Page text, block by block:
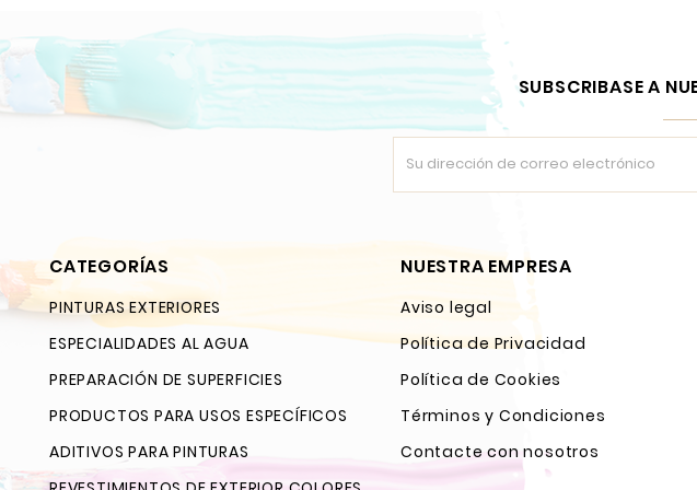
SUBSCRIBASE A
CATEGORÍAS
PINTURAS EXTERIORES
ESPECIALIDADES AL AGUA
PREPARACIÓN DE SUPERFICIES
PRODUCTOS PARA USOS ESPECÍFICOS
ADITIVOS PARA PINTURAS
NUESTRA EMPRESA
Aviso legal
Política de Privacidad
Política de Cookies
Términos y Condiciones
Contacte con nosotros